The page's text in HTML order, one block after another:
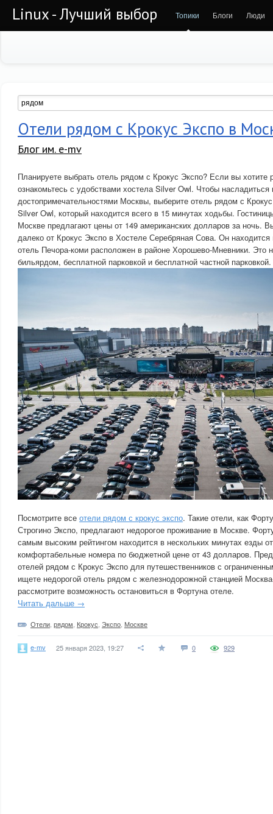
Linux - Лучший выбор Топики Блоги Люди
Отели рядом с Крокус Экспо в
Блог им. e-mv
Планируете выбрать отель рядом с Крокус Экспо? Если вы хотите
ознакомьтесь с удобствами хостела Silver Owl. Чтобы насладиться
достопримечательностями Москвы, выберите отель рядом с
Silver Owl, который находится всего в 15 минутах ходьбы.
Москве предлагают цены от 149 американских долларов за ночь.
далеко от Крокус Экспо в Хостеле Серебряная Сова. Он
отель Печора-коми расположен в районе Хорошево-Мневники. Это
бильярдом, бесплатной парковкой и бесплатной частной парковкой.
Посмотрите все отели рядом с крокус экспо. Такие отели, как
Строгино Экспо, предлагают недорогое проживание в Москве.
самым высоким рейтингом находится в нескольких минутах езды
комфортабельные номера по бюджетной цене от 43 долларов.
отелей рядом с Крокус Экспо для путешественников с
ищете недорогой отель рядом с железнодорожной станцией
рассмотрите возможность остановиться в Фортуна отеле.
Читать дальше →
Отели рядом Крокус Экспо Москве
e-mv 25 января 2023, 19:27 0 929